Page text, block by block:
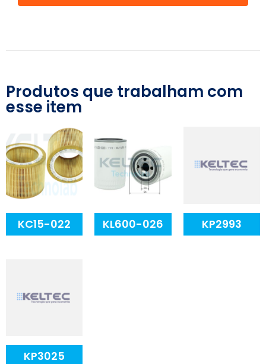
Produtos que trabalham com
esse item
KC15-022 KL600-026 KP2993
KP3025